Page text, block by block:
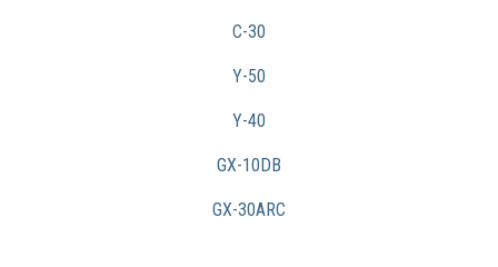
C-30
Y-50
Y-40
GX-10DB
GX-30ARC